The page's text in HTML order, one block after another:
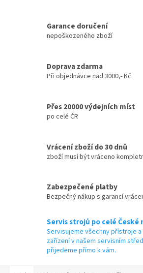
Garance doručení
nepoškozeného zboží
Doprava zdarma
Při objednávce nad 3000,- Kč
Přes 20000 výdejních míst
po celé ČR
Vrácení zboží do 30 dnů
zboží musí být vráceno
Zabezpečené platby
Bezpečný nákup s garancí
Servis strojů po celé České
Servisujeme všechny přístroje a
zařízení v našem servisním
přijedeme přímo k vám.